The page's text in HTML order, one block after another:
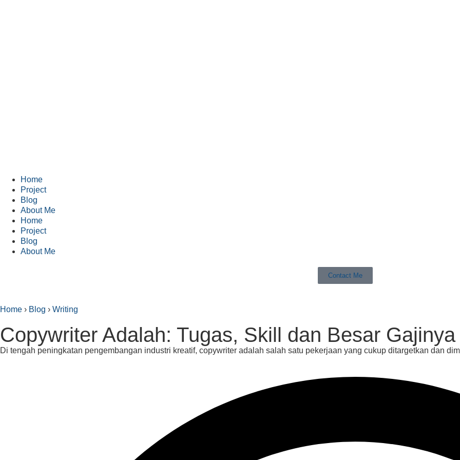
Home
Project
Blog
About Me
Home
Project
Blog
About Me
Contact Me
Home › Blog › Writing
Copywriter Adalah: Tugas, Skill dan Besar Gajinya
Di tengah peningkatan pengembangan industri kreatif, copywriter adalah salah satu pekerjaan yang cukup ditargetkan dan